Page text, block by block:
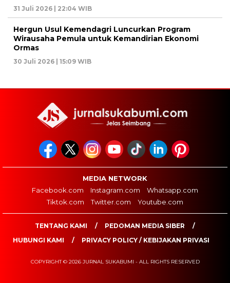
31 Juli 2026 | 22:04 WIB
Hergun Usul Kemendagri Luncurkan Program
Wirausaha Pemula untuk Kemandirian Ekonomi
Ormas
30 Juli 2026 | 15:09 WIB
MEDIA NETWORK
Facebook.com
Instagram.com
Whatsapp.com
Tiktok.com
Twitter.com Youtube.com
TENTANG KAMI
PEDOMAN MEDIA SIBER
HUBUNGI KAMI
PRIVACY POLICY / KEBIJAKAN PRIVASI
COPYRIGHT © 2026 JURNAL SUKABUMI - ALL RIGHTS RESERVED